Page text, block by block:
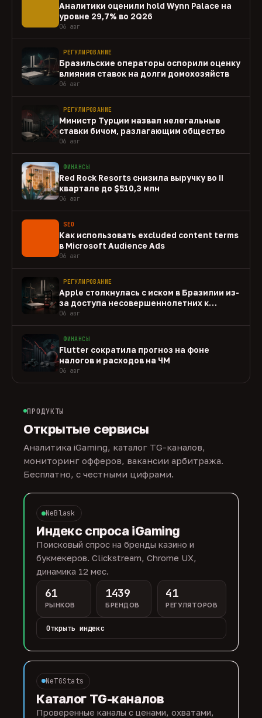
Аналитики оценили hold Wynn Palace на
уровне 29,7% во 2Q26
06 авг
РЕГУЛИРОВАНИЕ
Бразильские операторы оспорили оценку
влияния ставок на долги домохозяйств
06 авг
РЕГУЛИРОВАНИЕ
Министр Турции назвал нелегальные
ставки бичом, разлагающим общество
06 авг
ФИНАНСЫ
Red Rock Resorts снизила выручку во II
квартале до $510,3 млн
06 авг
SEO
Как использовать excluded content terms
в Microsoft Audience Ads
06 авг
РЕГУЛИРОВАНИЕ
Apple столкнулась с иском в Бразилии из-
за доступа несовершеннолетних к
gambling-приложениям
06 авг
ФИНАНСЫ
Flutter сократила прогноз на фоне
налогов и расходов на ЧМ
06 авг
ПРОДУКТЫ
Открытые сервисы
Аналитика iGaming, каталог TG-каналов,
мониторинг офферов, вакансии арбитража.
Бесплатно, с честными цифрами.
NeBlask
Индекс спроса iGaming
Поисковый спрос на бренды казино и
букмекеров. Clickstream, Chrome UX,
динамика 12 мес.
61
РЫНКОВ
1439
БРЕНДОВ
41
РЕГУЛЯТОРОВ
Открыть индекс
NeTGStats
Каталог TG-каналов
Проверенные каналы с ценами, охватами,